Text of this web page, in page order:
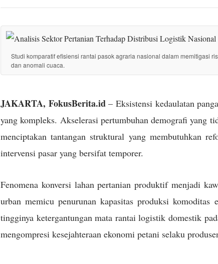
Studi komparatif efisiensi rantai pasok agraria nasional dalam memitigasi
dan anomali cuaca.
JAKARTA, FokusBerita.id– Eksistensi kedaulatan
yang kompleks. Akselerasi pertumbuhan demografi yang
menciptakan tantangan struktural yang membutuhkan
intervensi pasar yang bersifat temporer.
Fenomena konversi lahan pertanian produktif menjadi
urban memicu penurunan kapasitas produksi
tingginya ketergantungan mata rantai logistik domestik
mengompresi kesejahteraan ekonomi petani selaku